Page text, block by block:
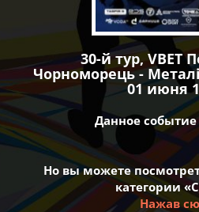
30-й тур, VBET
Чорноморець -
01 июня
Данное
Но вы можете
категории
Нажав